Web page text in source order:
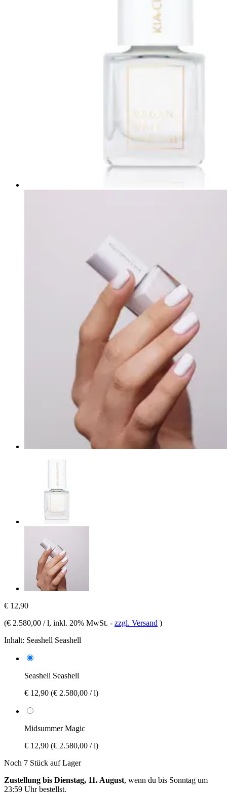
€ 12,90
(€ 2.580,00 / l, inkl. 20% MwSt. - zzgl. Versand )
Inhalt: Seashell Seashell
Seashell Seashell
€ 12,90 (€ 2.580,00 / l)
Midsummer Magic
€ 12,90 (€ 2.580,00 / l)
Noch 7 Stück auf Lager
Zustellung bis Dienstag, 11. August, wenn du bis Sonntag um
23:59 Uhrbestellst.